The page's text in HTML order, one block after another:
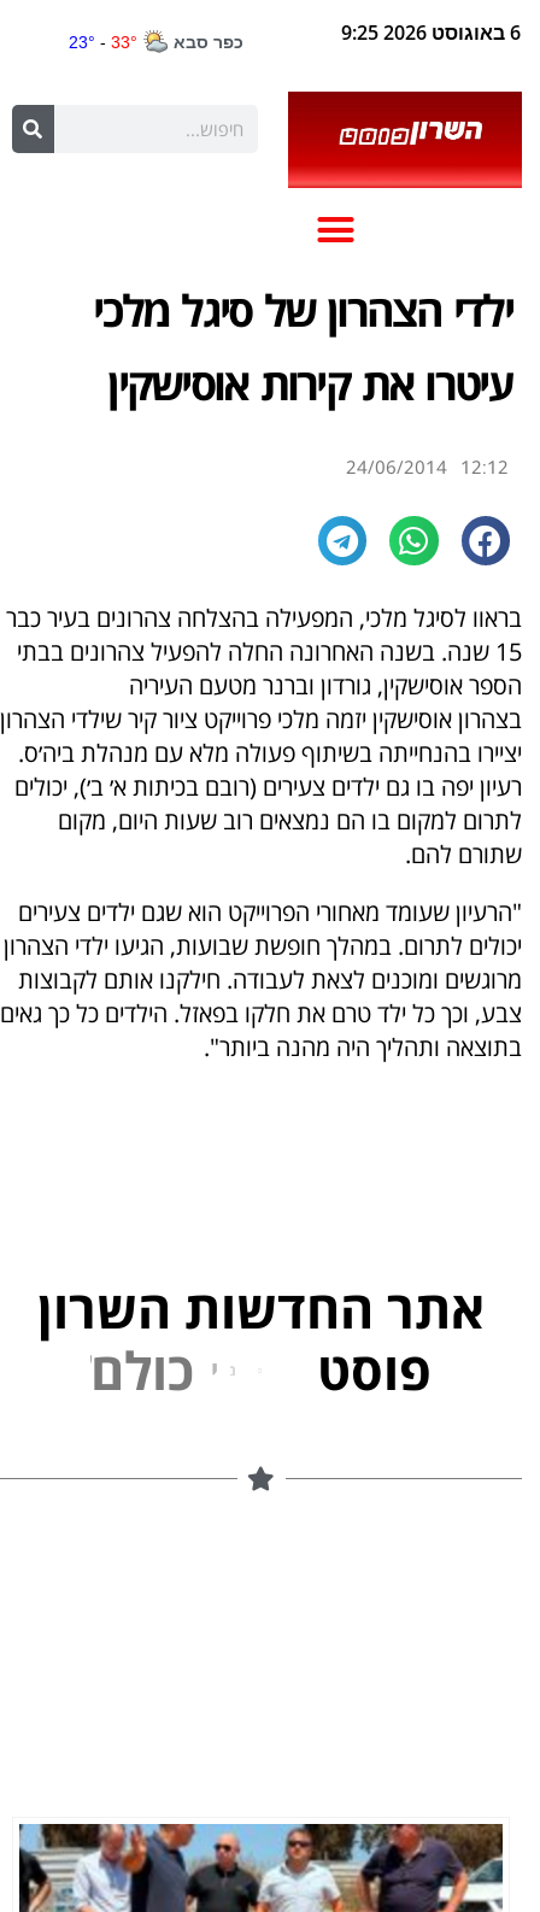
6 באוגוסט 2026 9:25
ילדי הצהרון של סיגל מלכי
עיטרו את קירות אוסישקין
12:12
24/06/2014
בראוו לסיגל מלכי, המפעילה בהצלחה צהרונים בעיר כבר
15 שנה. בשנה האחרונה החלה להפעיל צהרונים בבתי
הספר אוסישקין, גורדון וברנר מטעם העיריה
בצהרון אוסישקין יזמה מלכי פרוייקט ציור קיר שילדי הצהרון
יציירו בהנחייתה בשיתוף פעולה מלא עם מנהלת ביה׳ס.
רעיון יפה בו גם ילדים צעירים (רובם בכיתות א׳ ב׳), יכולים
לתרום למקום בו הם נמצאים רוב שעות היום, מקום
שתורם להם.
"הרעיון שעומד מאחורי הפרוייקט הוא שגם ילדים צעירים
יכולים לתרום. במהלך חופשת שבועות, הגיעו ילדי הצהרון
מרוגשים ומוכנים לצאת לעבודה. חילקנו אותם לקבוצות
צבע, וכך כל ילד טרם את חלקו בפאזל. הילדים כל כך גאים
בתוצאה ותהליך היה מהנה ביותר".
אתר החדשות השרון
פוסט